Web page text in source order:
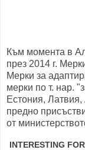
Към момента в
през 2014 г.
Мерки за
мерки по т. нар.
Естония,
предно
от